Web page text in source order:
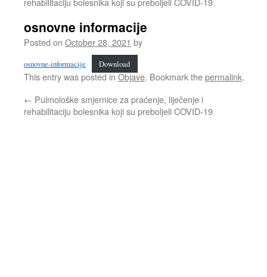
osnovne informacije
Posted on October 28, 2021 by
osnovne-informacije Download
This entry was posted inObjave. Bookmark thepermalink.
← Pulmološke smjernice za praćenje, liječenje i
rehabilitaciju bolesnika koji su preboljeli COVID-19